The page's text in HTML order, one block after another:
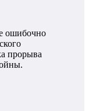
ошибочно
прорыва